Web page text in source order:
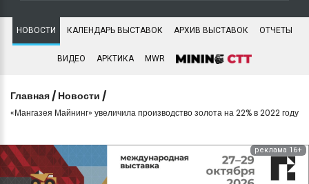
НОВОСТИ КАЛЕНДАРЬ ВЫСТАВОК АРХИВ ВЫСТАВОК ОТЧЕТЫ
ВИДЕО АРКТИКА MWR
Главная / Новости /
«Мангазея Майнинг» увеличила производство золота на 22% в 2022 году
реклама 16+